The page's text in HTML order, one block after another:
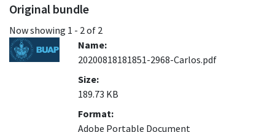
Original bundle
Now showing 1 - 2 of 2
Name:
20200818181851-2968-Carlos.pdf
Size:
189.73 KB
Format:
Adobe Portable Document